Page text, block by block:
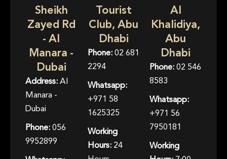
Sheikh
Zayed Rd
- Al
Manara -
Dubai
Address:Al
Manara -
Dubai
Phone:056
9952899
Tourist
Club, Abu
Dhabi
Phone:02 681
2294
Whatsapp:
+971 58
1625325
Working
Hours:24
Al
Khalidiya,
Abu
Dhabi
Phone:02 546
8583
Whatsapp:
+971 56
7950181
Working